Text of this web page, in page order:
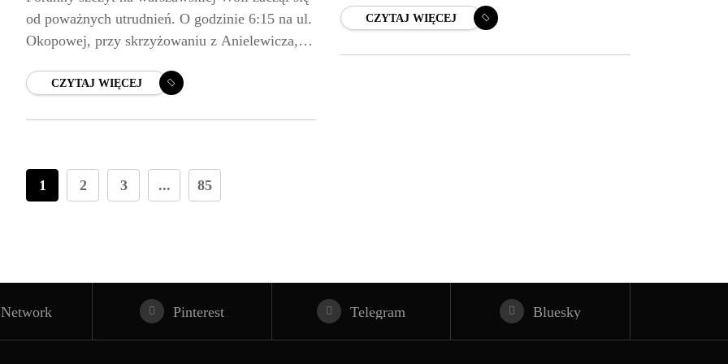
od poważnych utrudnień. O godzinie 6:15 na ul.
Okopowej, przy skrzyżowaniu z Anielewicza,
torowisko, uszkodził barierki
CZYTAJ WIĘCEJ
poszkodowanych. Pojazdy blokują lewy pas.
CZYTAJ WIĘCEJ
1 2 3 ... 85
Pinterest Telegram Bluesky